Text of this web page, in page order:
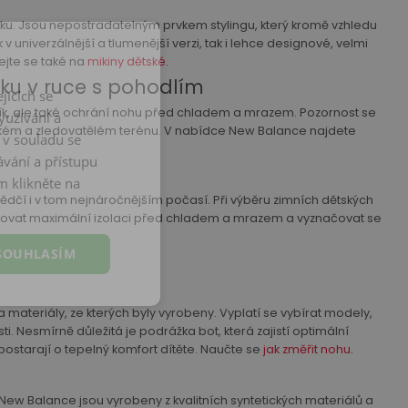
Jsou nepostradatelným prvkem stylingu, který kromě vzhledu
univerzálnější a tlumenější verzi, tak i lehce designové, velmi
se také na mikiny dětské.
v ruce s pohodlím
ale také ochrání nohu před chladem a mrazem. Pozornost se
a zledovatělém terénu. V nabídce New Balance najdete
i v tom nejnáročnějším počasí. Při výběru zimních dětských
maximální izolaci před chladem a mrazem a vyznačovat se
ze kterých byly vyrobeny. Vyplatí se vybírat modely,
Nesmírně důležitá je podrážka bot, která zajistí optimální
o tepelný komfort dítěte. Naučte se jak změřit nohu.
Balance jsou vyrobeny z kvalitních syntetických materiálů a
se
a
souladu se
a přístupu
klikněte na